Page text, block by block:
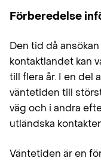
Förberedelse
Den tid då
kontaktlandet kan
till flera år. I en del
väntetiden till
väg och i andra
utländska
Väntetiden är en